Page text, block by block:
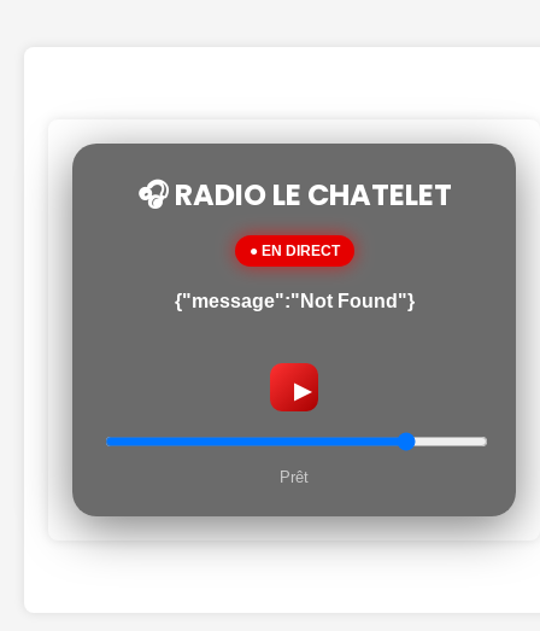
🎧 RADIO LE CHATELET
● EN DIRECT
{"message":"Not Found"}
▶
Prêt